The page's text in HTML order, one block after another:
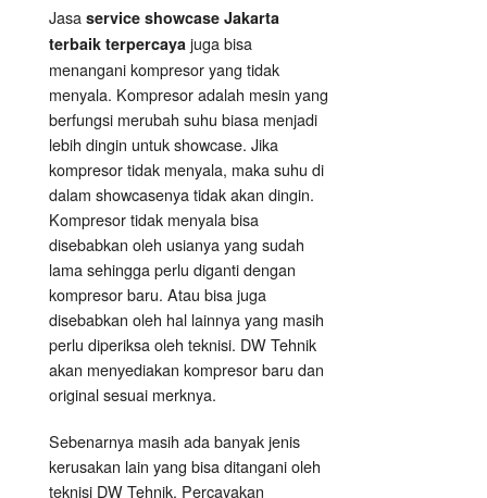
Jasa service showcase Jakarta
terbaik terpercaya juga bisa
menangani kompresor yang tidak
menyala. Kompresor adalah mesin yang
berfungsi merubah suhu biasa menjadi
lebih dingin untuk showcase. Jika
kompresor tidak menyala, maka suhu di
dalam showcasenya tidak akan dingin.
Kompresor tidak menyala bisa
disebabkan oleh usianya yang sudah
lama sehingga perlu diganti dengan
kompresor baru. Atau bisa juga
disebabkan oleh hal lainnya yang masih
perlu diperiksa oleh teknisi. DW Tehnik
akan menyediakan kompresor baru dan
original sesuai merknya.
Sebenarnya masih ada banyak jenis
kerusakan lain yang bisa ditangani oleh
teknisi DW Tehnik. Percayakan